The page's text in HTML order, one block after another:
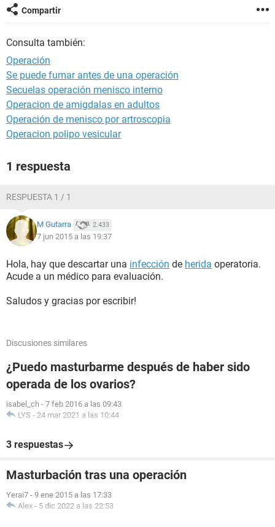
Compartir
Consulta también:
Operación
Se puede fumar antes de una operación
Secuelas operación menisco interno
Operacion de amigdalas en adultos
Operación de menisco por artroscopia
Operacion polipo vesicular
1 respuesta
RESPUESTA 1 / 1
M Gutarra 2.433
7 jun 2015 a las 19:37
Hola, hay que descartar una infección de herida operatoria.
Acude a un médico para evaluación.
Saludos y gracias por escribir!
Discusiones similares
¿Puedo masturbarme después de haber sido
operada de los ovarios?
isabel_ch - 7 feb 2016 a las 09:43
LYS - 24 mar 2021 a las 10:44
3 respuestas
Masturbación tras una operación
Yerai7 - 9 ene 2015 a las 17:33
Alex - 5 dic 2022 a las 22:53